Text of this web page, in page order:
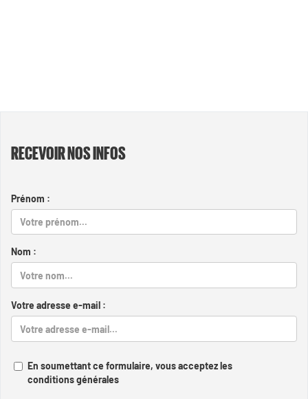
RECEVOIR NOS INFOS
Prénom :
Nom :
Votre adresse e-mail :
En soumettant ce formulaire, vous acceptez les
conditions générales